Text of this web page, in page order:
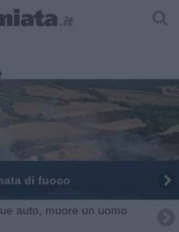
di fuoco
auto, muore un uomo